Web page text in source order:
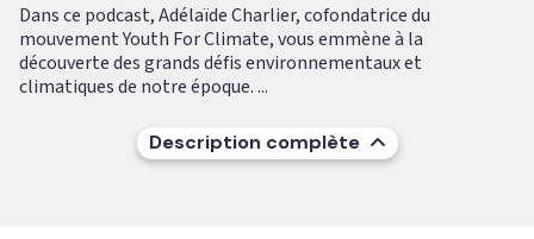
Dans ce podcast, Adélaïde Charlier, cofondatrice du
mouvement Youth For Climate, vous emmène à la
découverte des grands défis environnementaux et
climatiques de notre époque. ...
Description complète